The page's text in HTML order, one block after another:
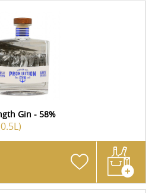
Gin - 58%